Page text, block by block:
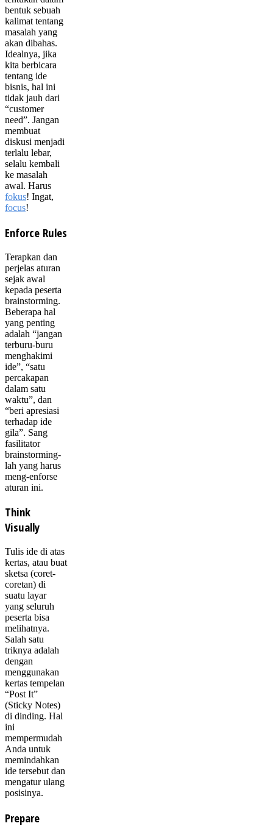
bentuk sebuah
kalimat tentang
masalah yang
akan dibahas.
Idealnya, jika
kita berbicara
tentang ide
bisnis, hal ini
tidak jauh dari
“customer
need”. Jangan
membuat
diskusi menjadi
terlalu lebar,
selalu kembali
ke masalah
awal. Harus
fokus! Ingat,
focus!
Enforce Rules
Terapkan dan
perjelas aturan
sejak awal
kepada peserta
brainstorming.
Beberapa hal
yang penting
adalah “jangan
terburu-buru
menghakimi
ide”, “satu
percakapan
dalam satu
waktu”, dan
“beri apresiasi
terhadap ide
gila”. Sang
fasilitator
brainstorming-
lah yang harus
meng-enforse
aturan ini.
Think
Visually
Tulis ide di atas
kertas, atau buat
sketsa (coret-
coretan) di
suatu layar
yang seluruh
peserta bisa
melihatnya.
Salah satu
triknya adalah
dengan
menggunakan
kertas tempelan
“Post It”
(Sticky Notes)
di dinding. Hal
ini
mempermudah
Anda untuk
memindahkan
ide tersebut dan
mengatur ulang
posisinya.
Prepare